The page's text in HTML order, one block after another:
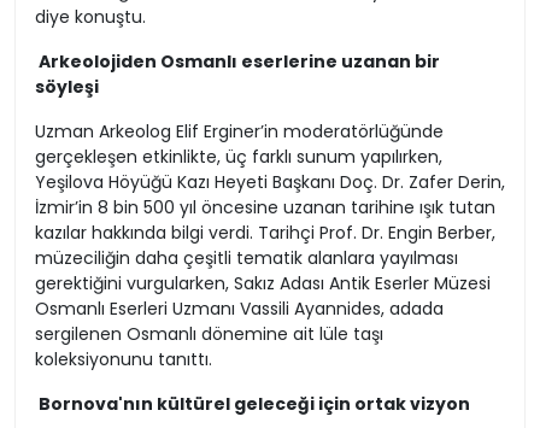
diye konuştu.
Arkeolojiden Osmanlı eserlerine uzanan bir
söyleşi
Uzman Arkeolog Elif Erginer’in moderatörlüğünde
gerçekleşen etkinlikte, üç farklı sunum yapılırken,
Yeşilova Höyüğü Kazı Heyeti Başkanı Doç. Dr. Zafer Derin,
İzmir’in 8 bin 500 yıl öncesine uzanan tarihine ışık tutan
kazılar hakkında bilgi verdi. Tarihçi Prof. Dr. Engin Berber,
müzeciliğin daha çeşitli tematik alanlara yayılması
gerektiğini vurgularken, Sakız Adası Antik Eserler Müzesi
Osmanlı Eserleri Uzmanı Vassili Ayannides, adada
sergilenen Osmanlı dönemine ait lüle taşı
koleksiyonunu tanıttı.
Bornova'nın kültürel geleceği için ortak vizyon